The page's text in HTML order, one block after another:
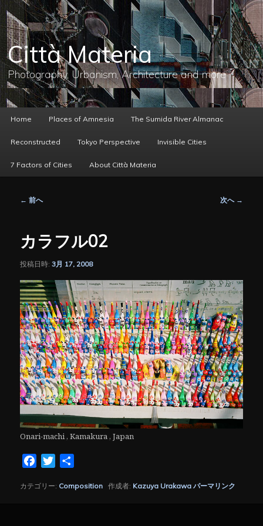
メ
イ
ン
コ
ン
テ
ン
へ
移
動
Città Materia
Photography, Urbanism, Architecture and more
ー
Home Places of Amnesia The Sumida River Almanac
Reconstructed Tokyo Perspective Invisible Cities
7 Factors of Cities About Città Materia
ゲ
シ
ン
← 前へ 次へ →
カラフル02
投稿日時:3月 17, 2008
Onari-machi , Kamakura , Japan
FacebookTwitter
カテゴリー: Composition 作成者: Kazuya Urakawa パーマリンク